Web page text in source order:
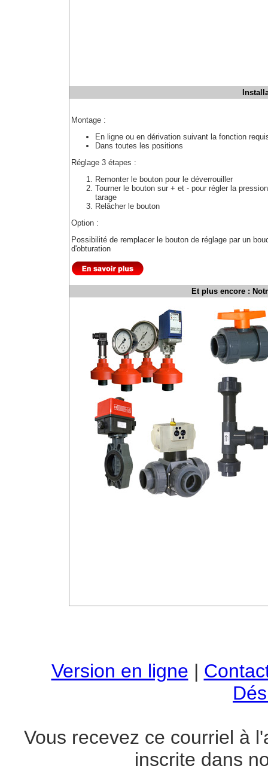
Montage :
En ligne ou en dérivation suivant la fonction
Dans toutes les positions
Réglage 3 étapes :
Remonter le bouton pour le déverrouiller
Tourner le bouton sur + et - pour régler la
tarage
Relâcher le bouton
Option :
Possibilité de remplacer le bouton de réglage par un
d'obturation
Et plus encore :
Version en ligne |
Vous recevez ce courriel à
inscrite dans